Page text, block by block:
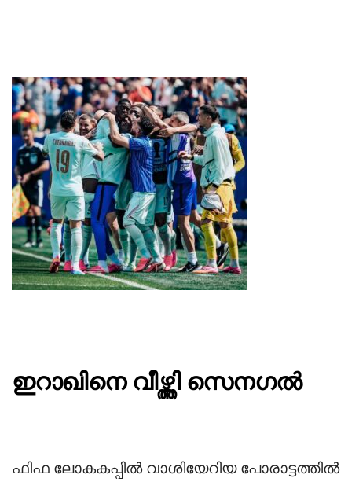
ഇറാഖിനെ വീഴ്ത്തി സെനഗൽ
‎ഫിഫ ലോകകപ്പിൽ വാശിയേറിയ പോരാട്ടത്തിൽ